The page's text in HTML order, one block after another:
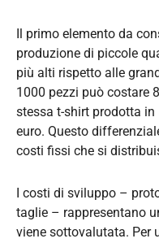
Il primo elemento da
produzione di piccole
più alti rispetto alle
1000 pezzi può costare
stessa t-shirt prodotta in
euro. Questo
costi fissi che si
I costi di sviluppo –
taglie – rappresentano
viene sottovalutata. Per